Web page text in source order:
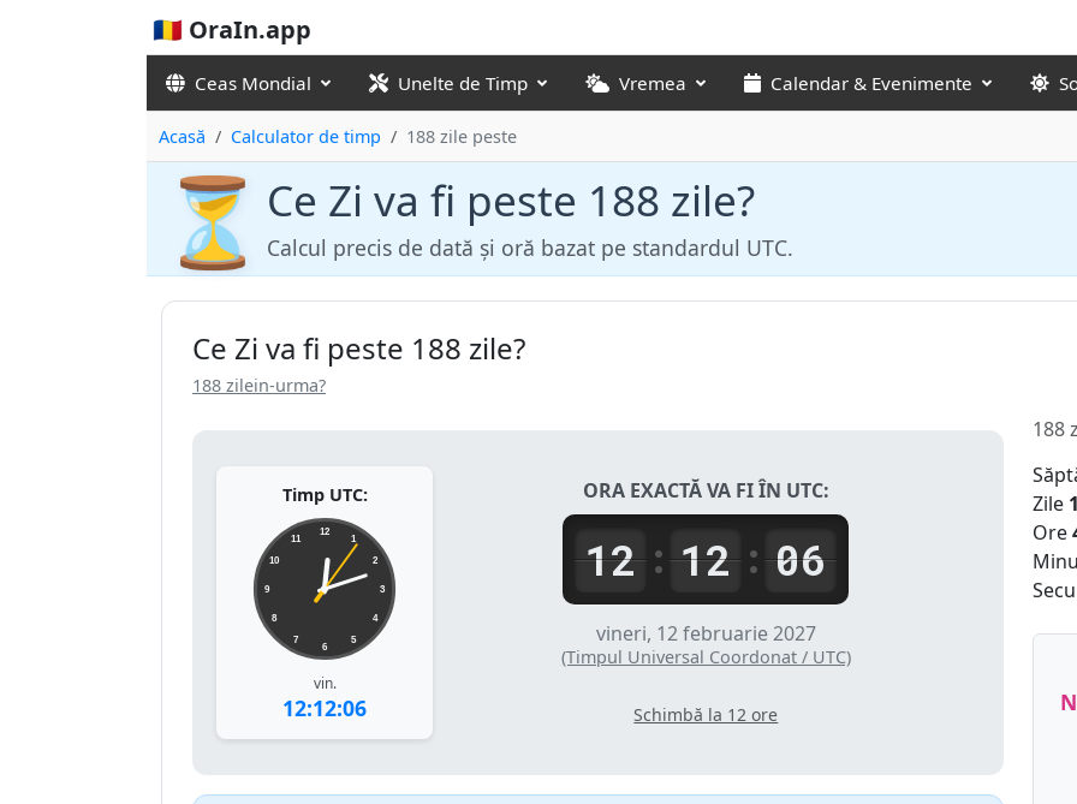
🇷🇴 OraIn.app
Ceas Mondial Unelte de Timp Vremea Calendar & Evenimente
Acasă Calculator de timp 188 zile peste
⏳ Ce Zi va fi peste 188 zile?
Calcul precis de dată și oră bazat pe standardul UTC.
Ce Zi va fi peste 188 zile?
188 zilein-urma?
Timp UTC:
12
1
2
3
4
5
6
7
8
9
10
11
vin.
12:12:06
ORA EXACTĂ VA FI ÎN UTC:
12 : 12 : 06
vineri, 12 februarie 2027
(Timpul Universal Coordonat / UTC)
Schimbă la 12 ore
188
Zile
Ore